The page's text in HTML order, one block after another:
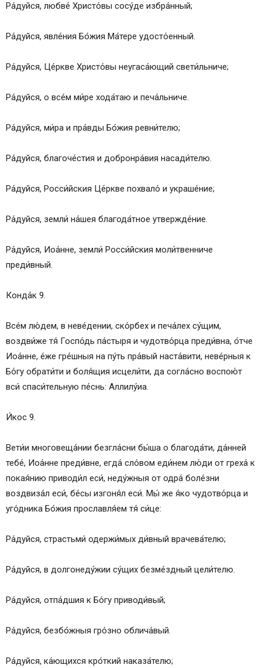
Ра́дуйся, любве́ Христо́вы сосу́де избра́нный;
Ра́дуйся, явле́ния Бо́жия Ма́тере удосто́енный.
Ра́дуйся, Це́ркве Христо́вы неугаса́ющий свети́льниче;
Ра́дуйся, о все́м ми́ре хода́таю и печа́льниче.
Ра́дуйся, ми́ра и пра́вды Бо́жия ревни́телю;
Ра́дуйся, благоче́стия и добронра́вия насади́телю.
Ра́дуйся, Росси́йския Це́ркве похвало́ и украше́ние;
Ра́дуйся, земли́ на́шея благода́тное утвержде́ние.
Ра́дуйся, Иоа́нне, земли́ Росси́йския моли́твенниче
преди́вный.
Конда́к 9.
Все́м лю́дем, в неве́дении, ско́рбех и печа́лех су́щим,
воздви́же тя́ Госпо́дь па́стыря и чудотво́рца преди́вна, о́тче
Иоа́нне, е́же гре́шныя на пу́ть пра́вый наста́вити, неве́рныя к
Бо́гу обрати́ти и боля́щия исцели́ти, да согла́сно воспою́т
вси́ спаси́тельную пе́снь: Аллилу́иа.
И́кос 9.
Вети́и многовеща́нии безгла́сни бы́ша о благода́ти, да́нней
тебе́, Иоа́нне преди́вне, егда́ сло́вом еди́нем лю́ди от греха́ к
покая́нию приводи́л еси́, неду́жныя от одра́ боле́зни
воздвиза́л еси́, бе́сы изгоня́л еси́. Мы́ же я́ко чудотво́рца и
уго́дника Бо́жия прославля́ем тя́ си́це:
Ра́дуйся, страстьми́ одержи́мых ди́вный врачева́телю;
Ра́дуйся, в долгонеду́жии су́щих безме́здный цели́телю.
Ра́дуйся, отпа́дшия к Бо́гу приводи́вый;
Ра́дуйся, безбо́жныя гро́зно облича́вый.
Ра́дуйся, ка́ющихся кро́ткий наказа́телю;